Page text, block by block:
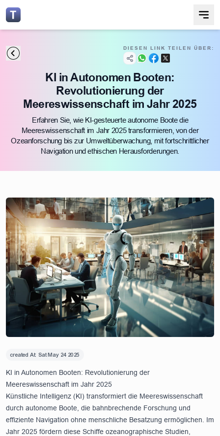
DIESEN LINK TEILEN ÜBER:
KI in Autonomen Booten:
Revolutionierung der
Meereswissenschaft im Jahr 2025
Erfahren Sie, wie KI-gesteuerte autonome Boote die
Meereswissenschaft im Jahr 2025 transformieren, von der
Ozeanforschung bis zur Umweltüberwachung, mit fortschrittlicher
Navigation und ethischen Herausforderungen.
created At: Sat May 24 2025
KI in Autonomen Booten: Revolutionierung der
Meereswissenschaft im Jahr 2025
Künstliche Intelligenz (KI) transformiert die Meereswissenschaft
durch autonome Boote, die bahnbrechende Forschung und
effiziente Navigation ohne menschliche Besatzung ermöglichen. Im
Jahr 2025 fördern diese Schiffe ozeanographische Studien,